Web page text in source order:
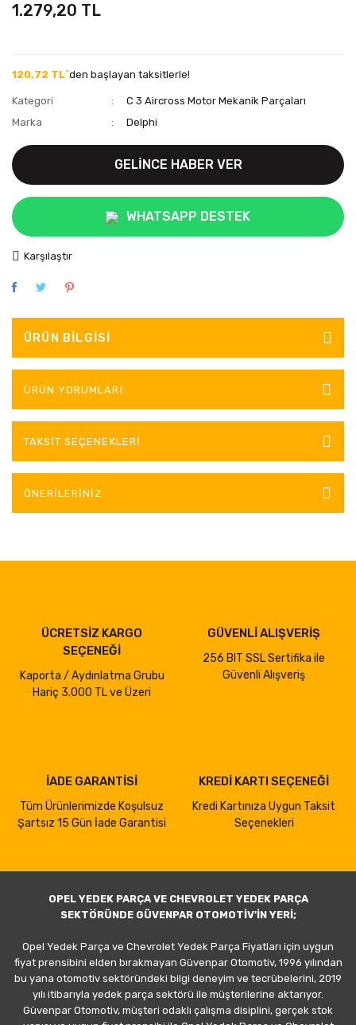
1.279,20 TL
120,72 TL`den başlayan taksitlerle!
Kategori
C 3 Aircross Motor Mekanik Parçaları
Marka
Delphi
GELİNCE HABER VER
WHATSAPP DESTEK
Karşılaştır
ÜRÜN BILGISI
ÜRÜN YORUMLARI
TAKSIT SEÇENEKLERI
ÖNERILERINIZ
ÜCRETSİZ KARGO
SEÇENEĞİ
Kaporta / Aydınlatma Grubu
Hariç 3.000 TL ve Üzeri
GÜVENLİ ALIŞVERİŞ
256 BIT SSL Sertifika ile
Güvenli Alışveriş
İADE GARANTİSİ
Tüm Ürünlerimizde Koşulsuz
Şartsız 15 Gün İade Garantisi
KREDİ KARTI SEÇENEĞİ
Kredi Kartınıza Uygun Taksit
Seçenekleri
OPEL YEDEK PARÇA VE CHEVROLET YEDEK PARÇA
SEKTÖRÜNDE GÜVENPAR OTOMOTİV'İN YERİ;
Opel Yedek Parça ve Chevrolet Yedek Parça Fiyatları için uygun
fiyat prensibini elden bırakmayan Güvenpar Otomotiv, 1996 yılından
bu yana otomotiv sektöründeki bilgi deneyim ve tecrübelerini, 2019
yılı itibarıyla yedek parça sektörü ile müşterilerine aktarıyor.
Güvenpar Otomotiv, müşteri odaklı çalışma disiplini, gerçek stok